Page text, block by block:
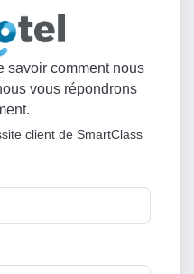
savoir comment nous
vous répondrons
client de SmartClass